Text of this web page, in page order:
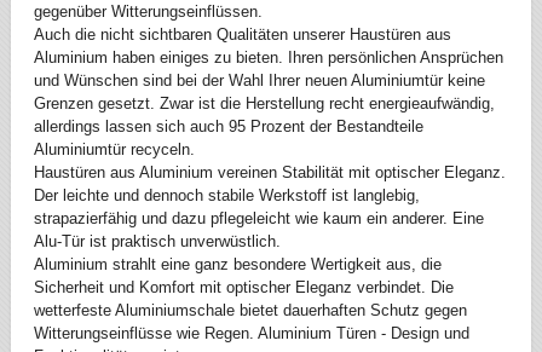
gegenüber Witterungseinflüssen.
Auch die nicht sichtbaren Qualitäten unserer Haustüren aus
Aluminium haben einiges zu bieten. Ihren persönlichen Ansprüchen
und Wünschen sind bei der Wahl Ihrer neuen Aluminiumtür keine
Grenzen gesetzt. Zwar ist die Herstellung recht energieaufwändig,
allerdings lassen sich auch 95 Prozent der Bestandteile
Aluminiumtür recyceln.
Haustüren aus Aluminium vereinen Stabilität mit optischer Eleganz.
Der leichte und dennoch stabile Werkstoff ist langlebig,
strapazierfähig und dazu pflegeleicht wie kaum ein anderer. Eine
Alu-Tür ist praktisch unverwüstlich.
Aluminium strahlt eine ganz besondere Wertigkeit aus, die
Sicherheit und Komfort mit optischer Eleganz verbindet. Die
wetterfeste Aluminiumschale bietet dauerhaften Schutz gegen
Witterungseinflüsse wie Regen. Aluminium Türen - Design und